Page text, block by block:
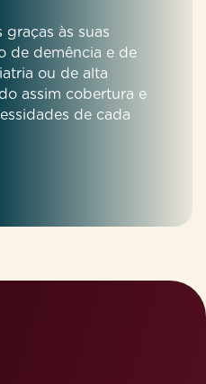
graças às suas
de demência e de
ou de alta
assim cobertura e
de cada